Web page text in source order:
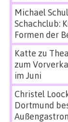
Michael
Schachclub:
Formen der
Katte zu
zum
im Juni
Christel
Dortmund